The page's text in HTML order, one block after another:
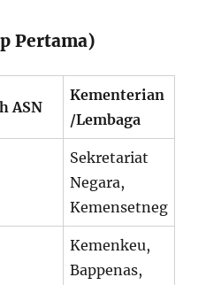
Pertama)
ASN
Kementerian
/Lembaga
Sekretariat
Negara,
Kemensetneg
Kemenkeu,
Bappenas,